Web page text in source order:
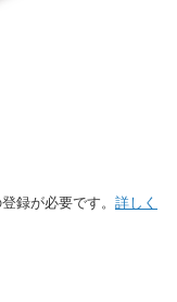
録が必要です。 詳しく